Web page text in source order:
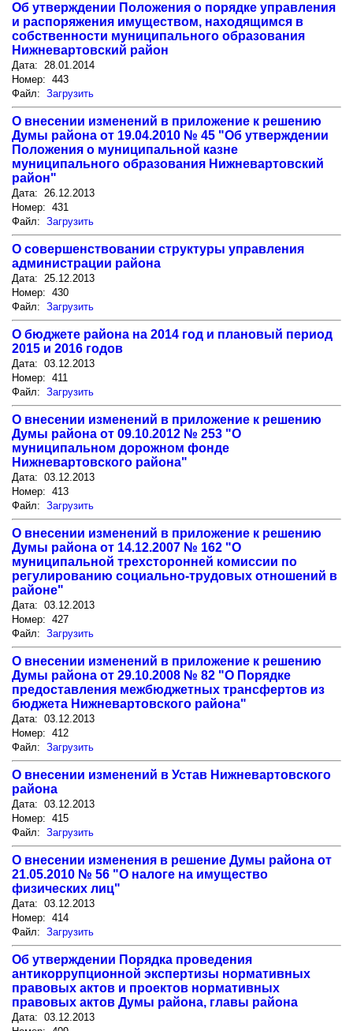
Об утверждении Положения о порядке управления
и распоряжения имуществом, находящимся в
собственности муниципального образования
Нижневартовский район
Дата: 28.01.2014
Номер: 443
Файл: Загрузить
О внесении изменений в приложение к решению
Думы района от 19.04.2010 № 45 "Об утверждении
Положения о муниципальной казне
муниципального образования Нижневартовский
район"
Дата: 26.12.2013
Номер: 431
Файл: Загрузить
О совершенствовании структуры управления
администрации района
Дата: 25.12.2013
Номер: 430
Файл: Загрузить
О бюджете района на 2014 год и плановый период
2015 и 2016 годов
Дата: 03.12.2013
Номер: 411
Файл: Загрузить
О внесении изменений в приложение к решению
Думы района от 09.10.2012 № 253 "О
муниципальном дорожном фонде
Нижневартовского района"
Дата: 03.12.2013
Номер: 413
Файл: Загрузить
О внесении изменений в приложение к решению
Думы района от 14.12.2007 № 162 "О
муниципальной трехсторонней комиссии по
регулированию социально-трудовых отношений в
районе"
Дата: 03.12.2013
Номер: 427
Файл: Загрузить
О внесении изменений в приложение к решению
Думы района от 29.10.2008 № 82 "О Порядке
предоставления межбюджетных трансфертов из
бюджета Нижневартовского района"
Дата: 03.12.2013
Номер: 412
Файл: Загрузить
О внесении изменений в Устав Нижневартовского
района
Дата: 03.12.2013
Номер: 415
Файл: Загрузить
О внесении изменения в решение Думы района от
21.05.2010 № 56 "О налоге на имущество
физических лиц"
Дата: 03.12.2013
Номер: 414
Файл: Загрузить
Об утверждении Порядка проведения
антикоррупционной экспертизы нормативных
правовых актов и проектов нормативных
правовых актов Думы района, главы района
Дата: 03.12.2013